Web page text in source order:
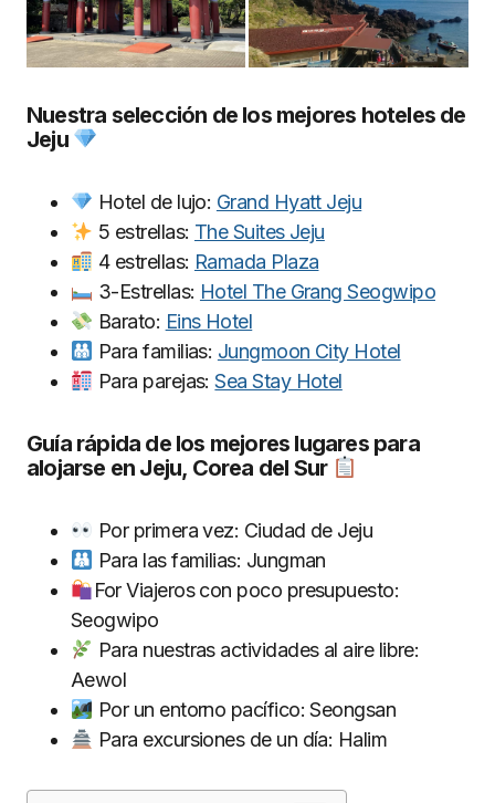
Nuestra selección de los mejores hoteles de
Jeju
Hotel de lujo: Grand Hyatt Jeju
5 estrellas: The Suites Jeju
4 estrellas: Ramada Plaza
3-Estrellas: Hotel The Grang Seogwipo
Barato: Eins Hotel
Para familias: Jungmoon City Hotel
Para parejas:Sea Stay Hotel
Guía rápida de los mejores lugares para
alojarse en Jeju, Corea del Sur
Por primera vez: Ciudad de Jeju
Para las familias: Jungman
For Viajeros con poco presupuesto:
Seogwipo
Para nuestras actividades al aire libre:
Aewol
Por un entorno pacífico: Seongsan
Para excursiones de un día: Halim